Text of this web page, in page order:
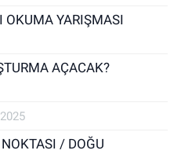
OKUMA YARIŞMASI
AÇACAK?
/ DOĞU